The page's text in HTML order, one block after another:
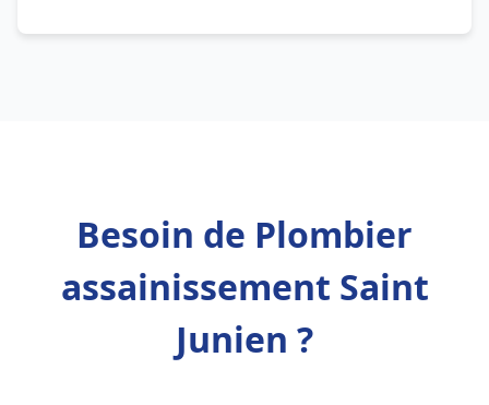
Besoin de Plombier
assainissement Saint
Junien ?